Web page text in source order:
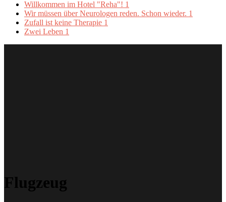
Willkommen im Hotel "Reha"! 1
Wir müssen über Neurologen reden. Schon wieder. 1
Zufall ist keine Therapie 1
Zwei Leben 1
Flugzeug